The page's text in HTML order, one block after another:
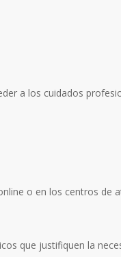
a los cuidados
o en los centros de
que justifiquen la